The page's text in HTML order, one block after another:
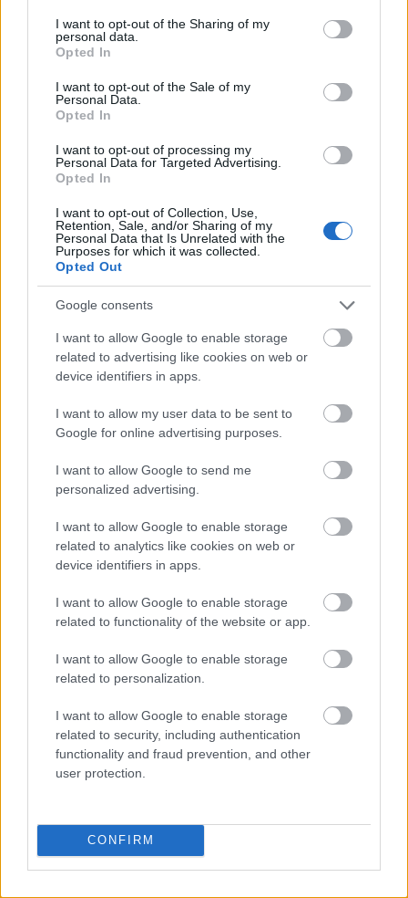
not limited to your visit or usage behaviour. You may click to
grant or deny consent to Google and its third-party tags to
use your data for below specified purposes in below Google
consent section.
I want to opt-out of the Sharing of my
personal data.
Opted In
I want to opt-out of the Sale of my
Personal Data.
Opted In
I want to opt-out of processing my
Personal Data for Targeted Advertising.
Opted In
I want to opt-out of Collection, Use,
Retention, Sale, and/or Sharing of my
Personal Data that Is Unrelated with the
Purposes for which it was collected.
Opted Out
Google consents
I want to allow Google to enable storage
related to advertising like cookies on web or
device identifiers in apps.
I want to allow my user data to be sent to
Google for online advertising purposes.
I want to allow Google to send me
personalized advertising.
I want to allow Google to enable storage
related to analytics like cookies on web or
device identifiers in apps.
I want to allow Google to enable storage
related to functionality of the website or app.
I want to allow Google to enable storage
related to personalization.
I want to allow Google to enable storage
related to security, including authentication
functionality and fraud prevention, and other
user protection.
CONFIRM
© 2026 Tabletowo.pl. Wszelkie prawa zastrzeżone. K
KONTAKT
REDAKCJA
POLITYKA PRYWATNOŚCI
SMARTFONY
TABLETY
TV
Recenzje
Porównania
Co kupić
Promocje
FinTech
Hardware PC
Redakcja